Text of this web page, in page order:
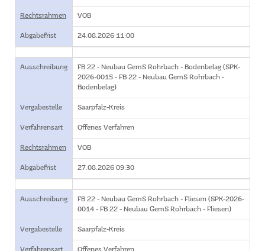
Rechtsrahmen VOB
Abgabefrist 24.08.2026 11:00
Ausschreibung
FB 22 - Neubau GemS Rohrbach - Bodenbelag (SPK-
2026-0015 - FB 22 - Neubau GemS Rohrbach -
Bodenbelag)
Vergabestelle Saarpfalz-Kreis
Verfahrensart Offenes Verfahren
Rechtsrahmen VOB
Abgabefrist 27.08.2026 09:30
Ausschreibung
FB 22 - Neubau GemS Rohrbach - Fliesen (SPK-2026-
0014 - FB 22 - Neubau GemS Rohrbach - Fliesen)
Vergabestelle Saarpfalz-Kreis